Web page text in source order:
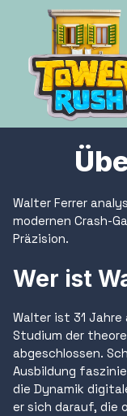
Walter Ferrer
modernen Crash-
Präzision.
Wer ist
Walter ist 31
Studium der
abgeschlossen.
Ausbildung
die Dynamik
er sich darauf, die